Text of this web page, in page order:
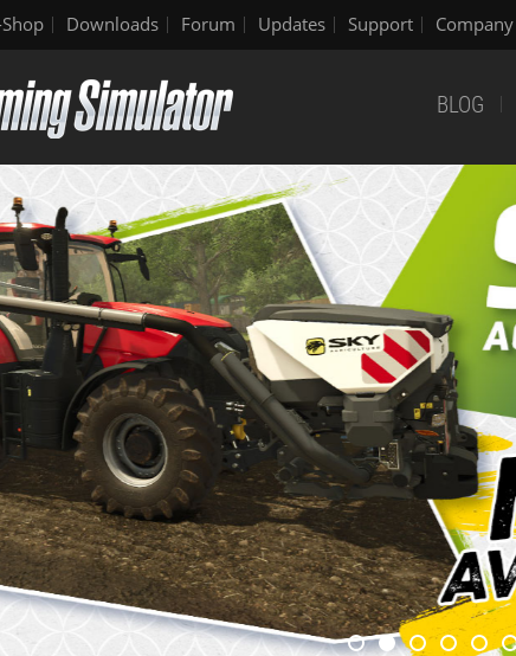
Downloads Forum Updates Support Company
BLOG